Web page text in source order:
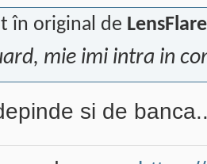
în original de LensFlare
mie imi intra in
si de